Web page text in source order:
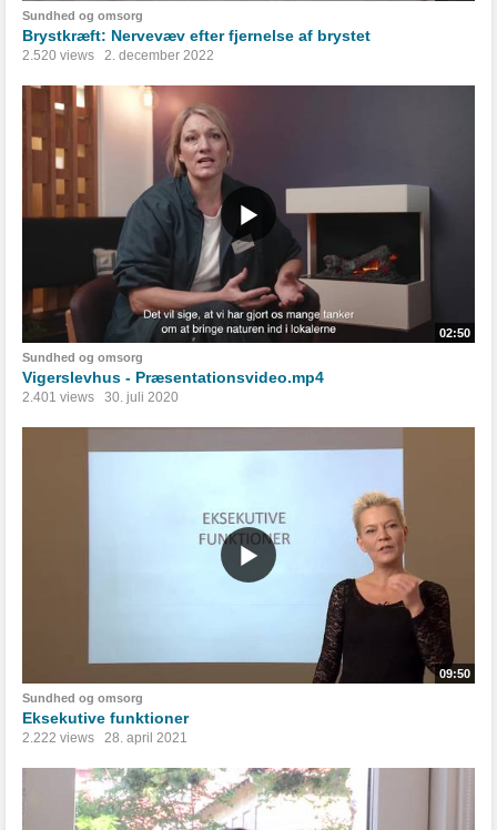
Sundhed og omsorg
Brystkræft: Nervevæv efter fjernelse af brystet
2.520 views 2. december 2022
02:50
Sundhed og omsorg
Vigerslevhus - Præsentationsvideo.mp4
2.401 views 30. juli 2020
09:50
Sundhed og omsorg
Eksekutive funktioner
2.222 views 28. april 2021